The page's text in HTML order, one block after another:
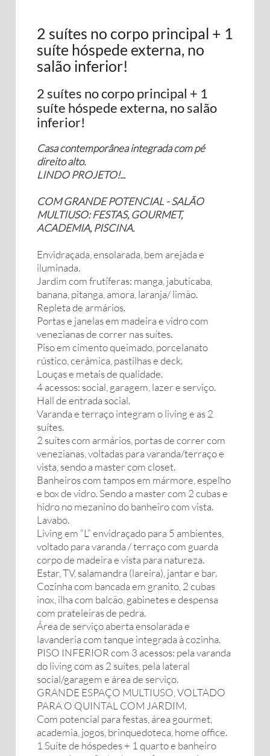
2 suítes no corpo principal + 1
suíte hóspede externa, no
salão inferior!
2 suítes no corpo principal + 1
suíte hóspede externa, no salão
inferior!
Casa contemporânea integrada com pé
direito alto.
LINDO PROJETO!...
COM GRANDE POTENCIAL - SALÃO
MULTIUSO: FESTAS, GOURMET,
ACADEMIA, PISCINA.
Envidraçada, ensolarada, bem arejada e
iluminada.
Jardim com frutíferas: manga, jabuticaba,
banana, pitanga, amora, laranja/ limão.
Repleta de armários.
Portas e janelas em madeira e vidro com
venezianas de correr nas suítes.
Piso em cimento queimado, porcelanato
rústico, cerâmica, pastilhas e deck.
Louças e metais de qualidade.
4 acessos: social, garagem, lazer e serviço.
Hall de entrada social.
Varanda e terraço integram o living e as 2
suítes.
2 suítes com armários, portas de correr com
venezianas, voltadas para varanda/terraço e
vista, sendo a master com closet.
Banheiros com tampos em mármore, espelho
e box de vidro. Sendo a master com 2 cubas e
hidro no mezanino do banheiro com vista.
Lavabo.
Living em “L” envidraçado para 5 ambientes,
voltado para varanda / terraço com guarda
corpo de madeira e vista para natureza.
Estar, TV, salamandra (lareira), jantar e bar.
Cozinha com bancada em granito, 2 cubas
inox, ilha com balcão, gabinetes e despensa
com prateleiras de pedra.
Área de serviço aberta ensolarada e
lavanderia com tanque integrada à cozinha.
PISO INFERIOR com 3 acessos: pela varanda
do living com as 2 suítes, pela lateral
social/garagem e área de serviço.
GRANDE ESPAÇO MULTIUSO, VOLTADO
PARA O QUINTAL COM JARDIM.
Com potencial para festas, área gourmet,
academia, jogos, brinquedoteca, home office.
1 Suíte de hóspedes + 1 quarto e banheiro